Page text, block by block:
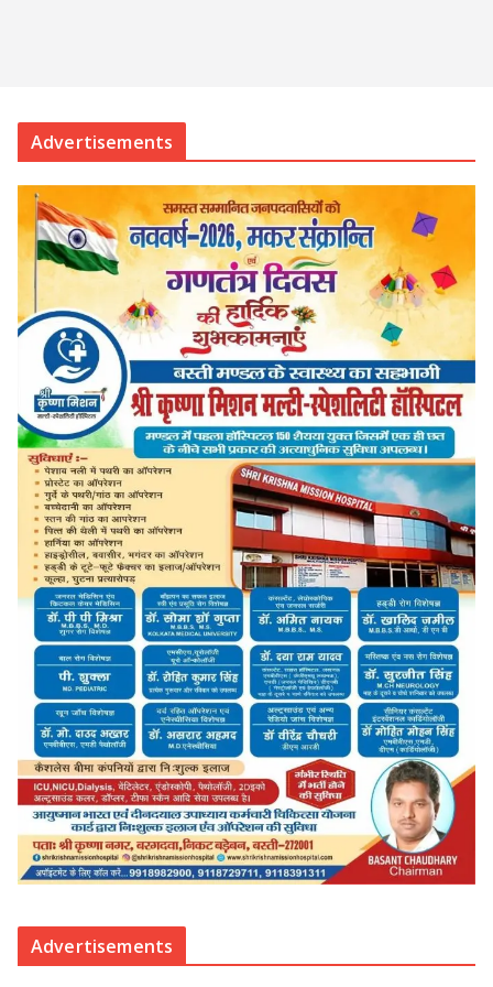
Advertisements
Advertisements